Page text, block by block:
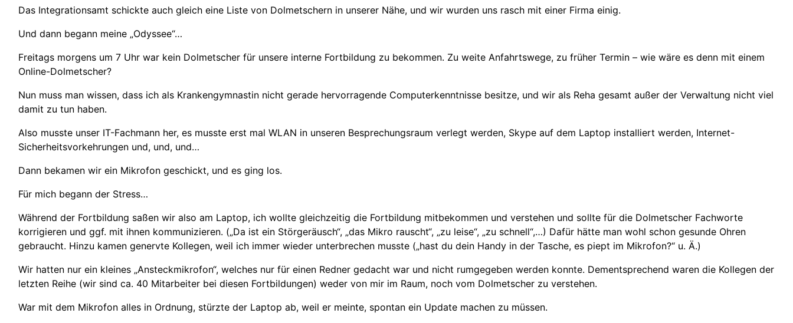
Das Integrationsamt schickte auch gleich eine Liste von Dolmetschern in unserer Nähe, und wir wurden uns rasch mit einer Firma einig.
Und dann begann meine „Odyssee“…
Freitags morgens um 7 Uhr war kein Dolmetscher für unsere interne Fortbildung zu bekommen. Zu weite Anfahrtswege, zu früher Termin – wie wäre es denn mit einem
Online-Dolmetscher?
Nun muss man wissen, dass ich als Krankengymnastin nicht gerade hervorragende Computerkenntnisse besitze, und wir als Reha gesamt außer der Verwaltung nicht viel
damit zu tun haben.
Also musste unser IT-Fachmann her, es musste erst mal WLAN in unseren Besprechungsraum verlegt werden, Skype auf dem Laptop installiert werden, Internet-
Sicherheitsvorkehrungen und, und, und…
Dann bekamen wir ein Mikrofon geschickt, und es ging los.
Für mich begann der Stress…
Während der Fortbildung saßen wir also am Laptop, ich wollte gleichzeitig die Fortbildung mitbekommen und verstehen und sollte für die Dolmetscher Fachworte
korrigieren und ggf. mit ihnen kommunizieren. („Da ist ein Störgeräusch“, „das Mikro rauscht“, „zu leise“, „zu schnell“,…) Dafür hätte man wohl schon gesunde Ohren
gebraucht. Hinzu kamen genervte Kollegen, weil ich immer wieder unterbrechen musste („hast du dein Handy in der Tasche, es piept im Mikrofon?“ u. Ä.)
Wir hatten nur ein kleines „Ansteckmikrofon“, welches nur für einen Redner gedacht war und nicht rumgegeben werden konnte. Dementsprechend waren die Kollegen der
letzten Reihe (wir sind ca. 40 Mitarbeiter bei diesen Fortbildungen) weder von mir im Raum, noch vom Dolmetscher zu verstehen.
War mit dem Mikrofon alles in Ordnung, stürzte der Laptop ab, weil er meinte, spontan ein Update machen zu müssen.